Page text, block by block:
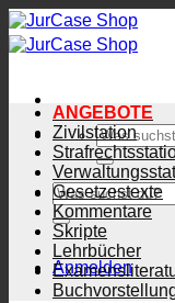
Zum
Inhalt
springen
Suchen
nach:
Suchen
nach:
Anmelden
ANGEBOTE
Zivilstation
Gesetzestexte
Kommentare
Skripte
Lehrbücher